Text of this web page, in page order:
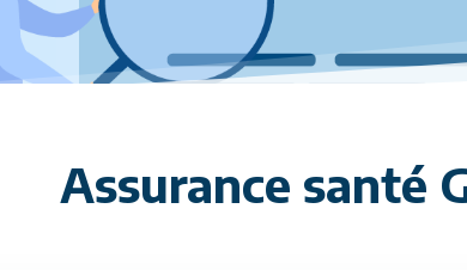
Assurance santé